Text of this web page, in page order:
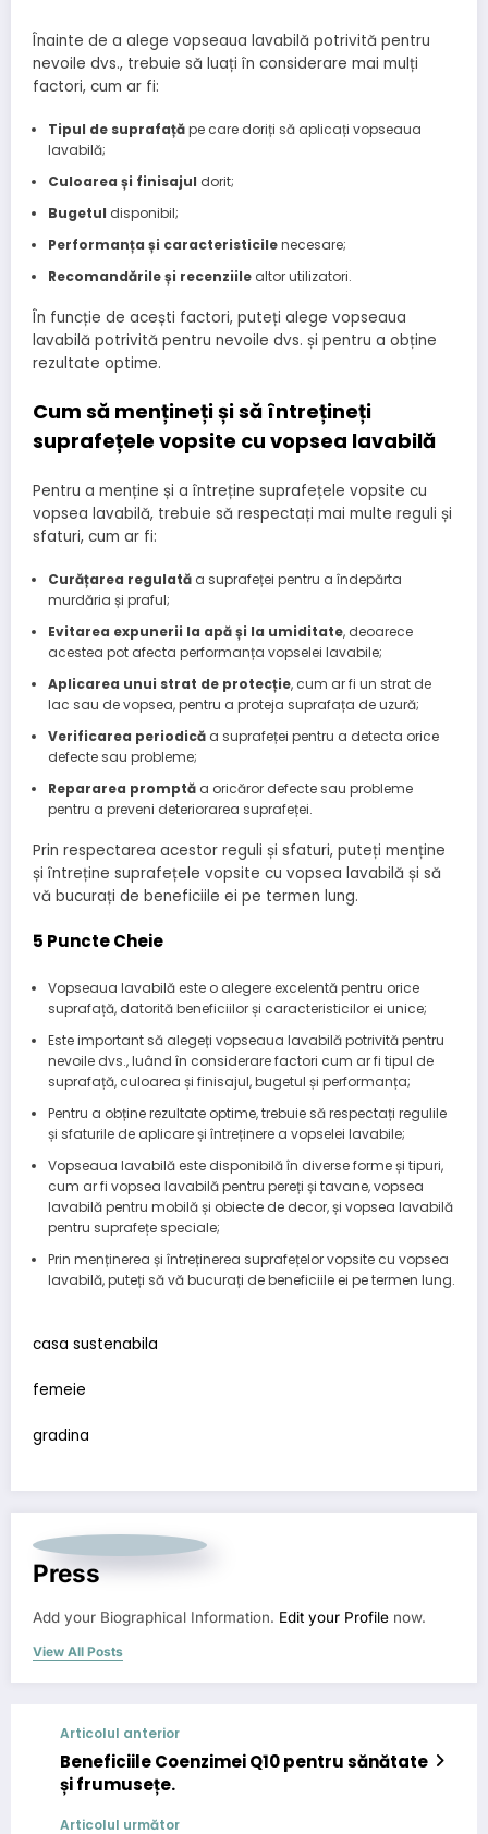
Înainte de a alege vopseaua lavabilă potrivită pentru
nevoile dvs., trebuie să luați în considerare mai mulți
factori, cum ar fi:
Tipul de suprafațăpe care doriți să aplicați vopseaua
lavabilă;
Culoarea și finisajul dorit;
Bugetul disponibil;
Performanța și caracteristicilenecesare;
Recomandările și recenziilealtor utilizatori.
În funcție de acești factori, puteți alege vopseaua
lavabilă potrivită pentru nevoile dvs. și pentru a obține
rezultate optime.
Cum să mențineți și să întrețineți
suprafețele vopsite cu vopsea lavabilă
Pentru a menține și a întreține suprafețele vopsite cu
vopsea lavabilă, trebuie să respectați mai multe reguli și
sfaturi, cum ar fi:
Curățarea regulatăa suprafeței pentru a îndepărta
murdăria și praful;
Evitarea expunerii la apă și la umiditate, deoarece
acestea pot afecta performanța vopselei lavabile;
Aplicarea unui strat de protecție, cum ar fi un strat de
lac sau de vopsea, pentru a proteja suprafața de uzură;
Verificarea periodicăa suprafeței pentru a detecta orice
defecte sau probleme;
Repararea promptăa oricăror defecte sau probleme
pentru a preveni deteriorarea suprafeței.
Prin respectarea acestor reguli și sfaturi, puteți menține
și întreține suprafețele vopsite cu vopsea lavabilă și să
vă bucurați de beneficiile ei pe termen lung.
5 Puncte Cheie
Vopseaua lavabilă este o alegere excelentă pentru orice
suprafață, datorită beneficiilor și caracteristicilor ei unice;
Este important să alegeți vopseaua lavabilă potrivită pentru
nevoile dvs., luând în considerare factori cum ar fi tipul de
suprafață, culoarea și finisajul, bugetul și performanța;
Pentru a obține rezultate optime, trebuie să respectați regulile
și sfaturile de aplicare și întreținere a vopselei lavabile;
Vopseaua lavabilă este disponibilă în diverse forme și tipuri,
cum ar fi vopsea lavabilă pentru pereți și tavane, vopsea
lavabilă pentru mobilă și obiecte de decor, și vopsea lavabilă
pentru suprafețe speciale;
Prin menținerea și întreținerea suprafețelor vopsite cu vopsea
lavabilă, puteți să vă bucurați de beneficiile ei pe termen lung.
casa sustenabila
femeie
gradina
Press
Add your Biographical Information. Edit your Profile now.
View All Posts
Articolul anterior
Beneficiile Coenzimei Q10 pentru sănătate
și frumusețe.
Articolul următor